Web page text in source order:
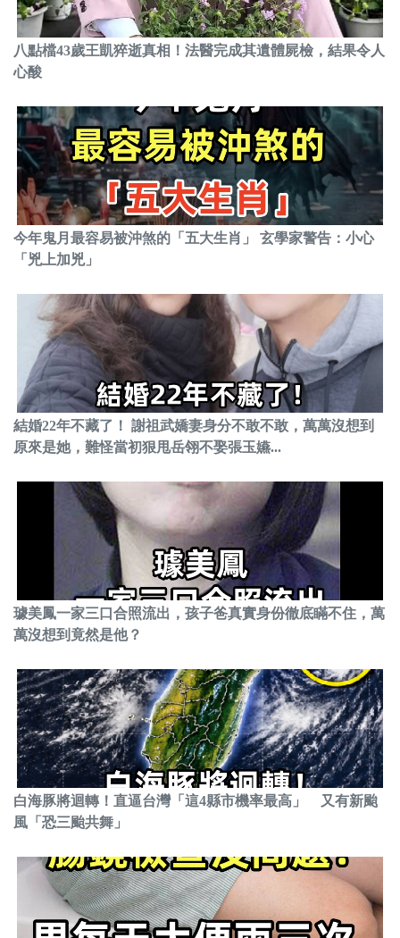
八點檔43歲王凱猝逝真相！法醫完成其遺體屍檢，結果令人
心酸
今年鬼月最容易被沖煞的「五大生肖」 玄學家警告：小心
「兇上加兇」
結婚22年不藏了！ 謝祖武嬌妻身分不敢不敢，萬萬沒想到
原來是她，難怪當初狠甩岳翎不娶張玉嬿...
璩美鳳一家三口合照流出，孩子爸真實身份徹底瞞不住，萬
萬沒想到竟然是他？
白海豚將迴轉！直逼台灣「這4縣市機率最高」 又有新颱
風「恐三颱共舞」